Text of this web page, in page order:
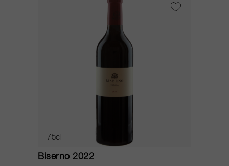
75cl
Biserno 2022